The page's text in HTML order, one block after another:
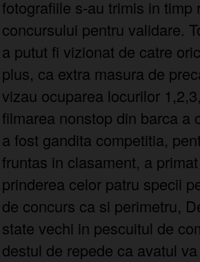
fotografiile s-au trimis in
concursului pentru validare.
a putut fi vizionat de catre
plus, ca extra masura de
vizau ocuparea locurilor
filmarea nonstop din barca a
a fost gandita competitia,
fruntas in clasament, a
prinderea celor patru specii
de concurs ca si perimetru,
state vechi in pescuitul de
destul de repede ca avatul